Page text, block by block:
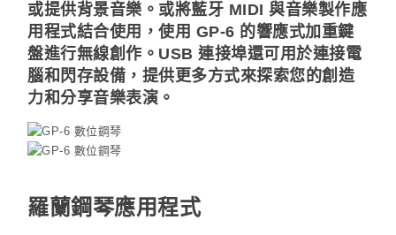
或提供背景音樂。或將藍牙 MIDI 與音樂製作應
用程式結合使用，使用 GP-6 的響應式加重鍵
盤進行無線創作。USB 連接埠還可用於連接電
腦和閃存設備，提供更多方式來探索您的創造
力和分享音樂表演。
羅蘭鋼琴應用程式